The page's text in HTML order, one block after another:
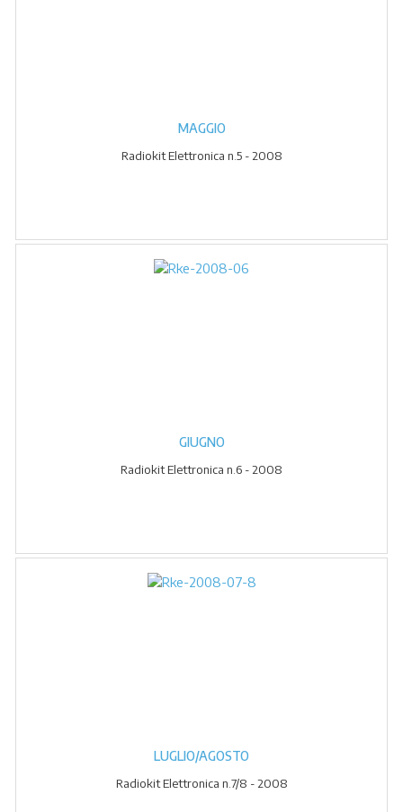
MAGGIO
Radiokit Elettronica n.5 - 2008
GIUGNO
Radiokit Elettronica n.6 - 2008
LUGLIO/AGOSTO
Radiokit Elettronica n.7/8 - 2008